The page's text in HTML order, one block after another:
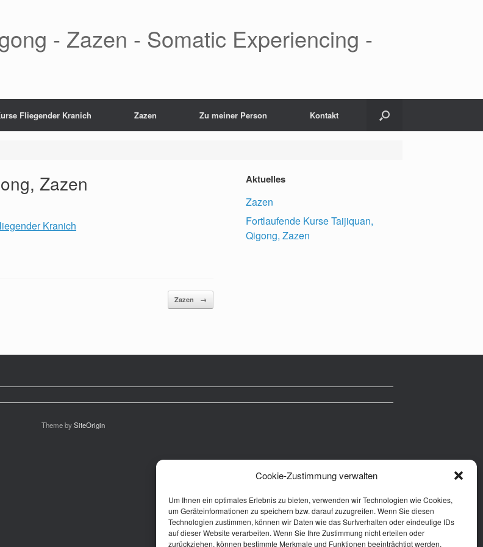
Cookie-Zustimmung verwalten
Um Ihnen ein optimales Erlebnis zu bieten, verwenden wir Technologien wie Cookies,
um Geräteinformationen zu speichern bzw. darauf zuzugreifen. Wenn Sie diesen
Technologien zustimmen, können wir Daten wie das Surfverhalten oder eindeutige IDs
auf dieser Website verarbeiten. Wenn Sie Ihre Zustimmung nicht erteilen oder
zurückziehen, können bestimmte Merkmale und Funktionen beeinträchtigt werden.
- Zazen - Somatic Experiencing -
Fliegender Kranich Zazen Zu meiner Person Kontakt
Zazen
Kranich
Zazen →
Aktuelles
Zazen
Fortlaufende Kurse Taijiquan,
Qigong, Zazen
Theme bySiteOrigin